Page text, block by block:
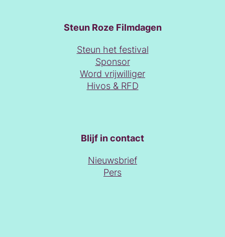
Steun Roze Filmdagen
Steun het festival
Sponsor
Word vrijwilliger
Hivos & RFD
Blijf in contact
Nieuwsbrief
Pers